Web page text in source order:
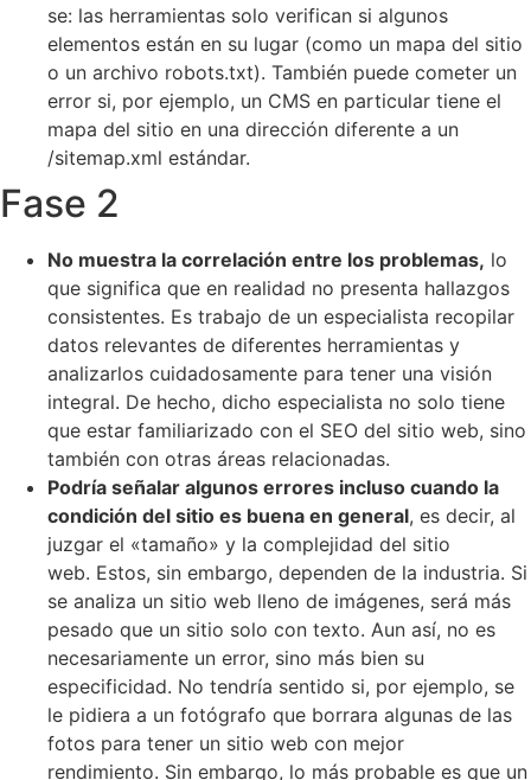
se: las herramientas solo verifican si algunos
elementos están en su lugar (como un mapa del sitio
o un archivo robots.txt). También puede cometer un
error si, por ejemplo, un CMS en particular tiene el
mapa del sitio en una dirección diferente a un
/sitemap.xml estándar.
Fase 2
No muestra la correlación entre los problemas, lo
que significa que en realidad no presenta hallazgos
consistentes. Es trabajo de un especialista recopilar
datos relevantes de diferentes herramientas y
analizarlos cuidadosamente para tener una visión
integral. De hecho, dicho especialista no solo tiene
que estar familiarizado con el SEO del sitio web, sino
también con otras áreas relacionadas.
Podría señalar algunos errores incluso cuando la
condición del sitio es buena en general, es decir, al
juzgar el «tamaño» y la complejidad del sitio
web. Estos, sin embargo, dependen de la industria. Si
se analiza un sitio web lleno de imágenes, será más
pesado que un sitio solo con texto. Aun así, no es
necesariamente un error, sino más bien su
especificidad. No tendría sentido si, por ejemplo, se
le pidiera a un fotógrafo que borrara algunas de las
fotos para tener un sitio web con mejor
rendimiento. Sin embargo, lo más probable es que un